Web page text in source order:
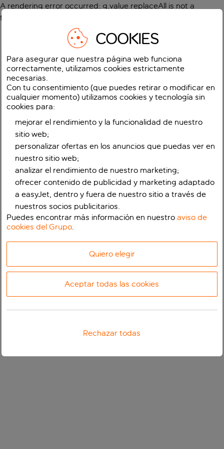
A rendering error occurred: g.value.replaceAll is not a
function
COOKIES
Para asegurar que nuestra página web funciona
correctamente, utilizamos cookies estrictamente
necesarias.
Con tu consentimiento (que puedes retirar o modificar en
cualquier momento) utilizamos cookies y tecnología sin
cookies para:
mejorar el rendimiento y la funcionalidad de nuestro
sitio web;
personalizar ofertas en los anuncios que puedas ver en
nuestro sitio web;
analizar el rendimiento de nuestro marketing;
ofrecer contenido de publicidad y marketing adaptado
a easyJet, dentro y fuera de nuestro sitio a través de
nuestros socios publicitarios.
Puedes encontrar más información en nuestroaviso de
cookies del Grupo.
Quiero elegir
Aceptar todas las cookies
Rechazar todas